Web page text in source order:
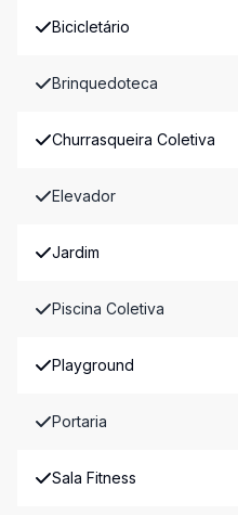
Bicicletário
Brinquedoteca
Churrasqueira Coletiva
Elevador
Jardim
Piscina Coletiva
Playground
Portaria
Sala Fitness